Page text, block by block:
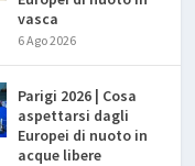
vasca
6 Ago 2026
Parigi 2026 | Cosa
aspettarsi dagli
Europei di nuoto in
acque libere